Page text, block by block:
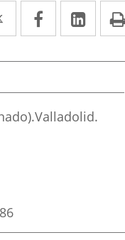
Twitter
Enlace
a
una
externa.
Facebook
Enlace
a
una
externa.
a
una
Valladolid.
86